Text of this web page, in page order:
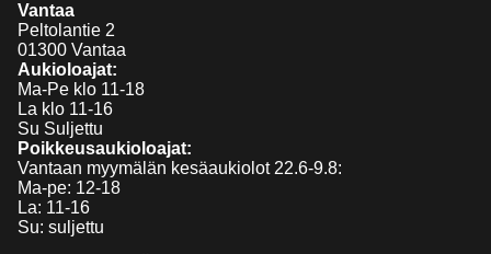
Vantaa
Peltolantie 2
01300 Vantaa
Aukioloajat:
Ma-Pe klo 11-18
La klo 11-16
Su Suljettu
Poikkeusaukioloajat:
Vantaan myymälän kesäaukiolot 22.6-9.8:
Ma-pe: 12-18
La: 11-16
Su: suljettu